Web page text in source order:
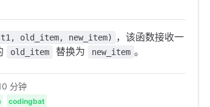
old_item, new_item)
，该函数接收一
old_item 替换为 new_item 。
分钟
codingbat